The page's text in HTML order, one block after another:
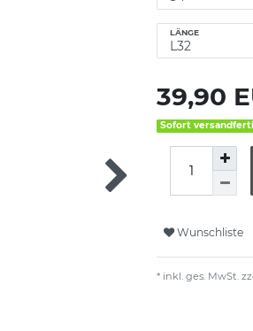
LÄNGE
39,90
Sofort
Wunschliste
* inkl. ges. MwSt.